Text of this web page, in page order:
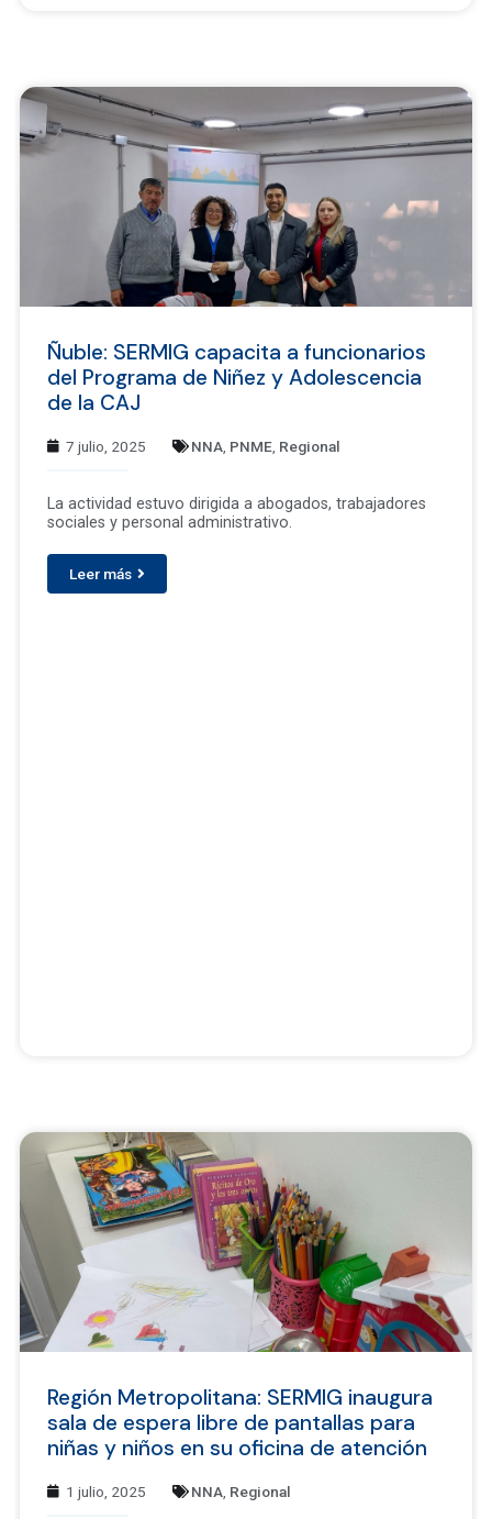
Ñuble: SERMIG capacita a funcionarios
del Programa de Niñez y Adolescencia
de la CAJ
7 julio, 2025 NNA PNME Regional
La actividad estuvo dirigida a abogados, trabajadores
sociales y personal administrativo.
Leer más
Región Metropolitana: SERMIG inaugura
sala de espera libre de pantallas para
niñas y niños en su oficina de atención
1 julio, 2025 NNA Regional